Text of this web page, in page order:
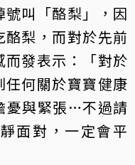
叫「酪梨」，因
梨，而對於先前
發表示：「對於
何關於寶寶健康
憂與緊張…不過請
面對，一定會平